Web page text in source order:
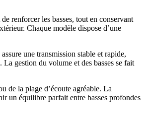
renforcer les basses, tout en conservant
Chaque modèle dispose d’une
une transmission stable et rapide,
gestion du volume et des basses se fait
de la plage d’écoute agréable. La
un équilibre parfait entre basses profondes